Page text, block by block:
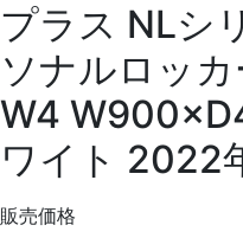
プラス NLシ
ソナルロッ
W4
ワイト 2022
販売価格